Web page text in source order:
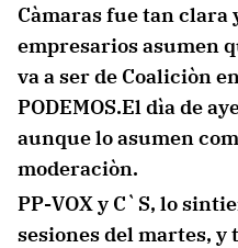
Càmaras fue tan clara
empresarios asumen
va a ser de Coaliciòn
PODEMOS.El dìa de
aunque lo asumen
moderaciòn.
PP-VOX y C`S, lo
sesiones del martes,